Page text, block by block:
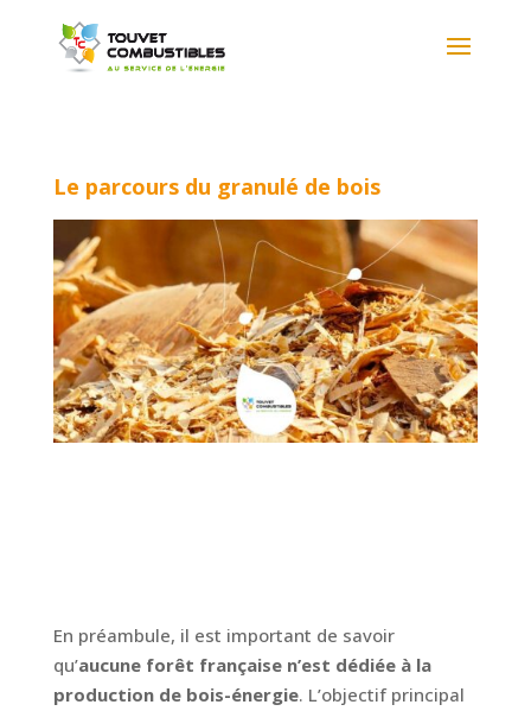
Le parcours du granulé de bois
En préambule, il est important de savoir
qu’aucune forêt française n’est dédiée à la
production de bois-énergie. L’objectif principal